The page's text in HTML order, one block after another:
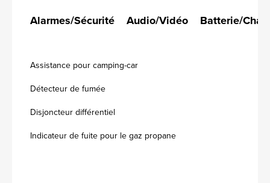
Alarmes/Sécurité Audio/Vidéo Batterie/
Assistance pour camping-car
Détecteur de fumée
Disjoncteur différentiel
Indicateur de fuite pour le gaz propane